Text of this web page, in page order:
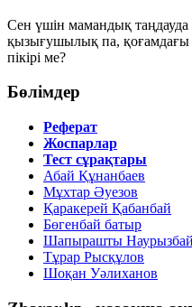
Сен үшін мамандық
қызығушылық па, қоғамдағы
пікірі ме?
Бөлімдер
Реферат
Жоспарлар
Тест сұрақтары
Абай Құнанбаев
Мұхтар Әуезов
Қаракерей Қабанбай
Бөгенбай батыр
Шапырашты
Тұрар Рысқұлов
Шоқан Уәлиханов